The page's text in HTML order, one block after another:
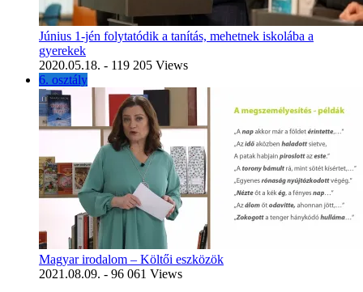
Június 1-jén folytatódik a tanítás, mehetnek iskolába a
gyerekek
2020.05.18. - 119 205 Views
6. osztály
Magyar irodalom – Költői eszközök
2021.08.09. - 96 061 Views